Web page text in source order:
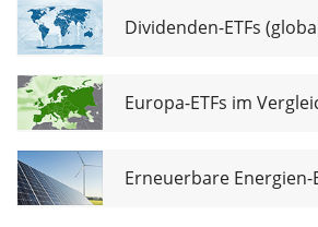
Dividenden-ETFs
Europa-ETFs im